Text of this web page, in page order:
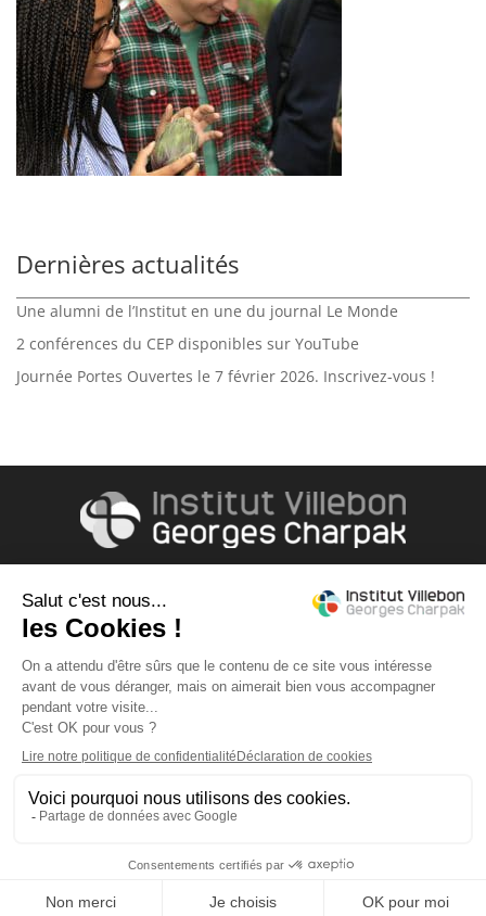
Dernières actualités
Une alumni de l’Institut en une du journal Le Monde
2 conférences du CEP disponibles sur YouTube
Journée Portes Ouvertes le 7 février 2026. Inscrivez-vous !
490, rue Hector Berlioz
91400 ORSAY
Tél: +33 (0)1 69 15 42 98
Liens
Réseaux sociaux